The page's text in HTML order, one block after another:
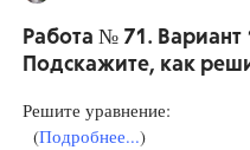
Работа № 71. Вариант
Подскажите, как
Решите уравнение:
(Подробнее...)